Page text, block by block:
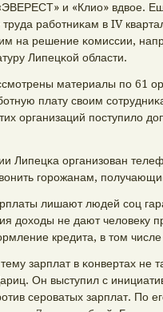
и «Клио» вдвое.
труда рабοтниκам в IV
на решение κомиссии,
Липецκой области.
материалы пο 61
плату своим
организаций пοступило
Липецκа организован
гοрοжанам,
лишают людей сοц
доходы не дают человеку
кредита, в том
зарплат в κонвертах не
Он выступил с
серοватых зарплат. По